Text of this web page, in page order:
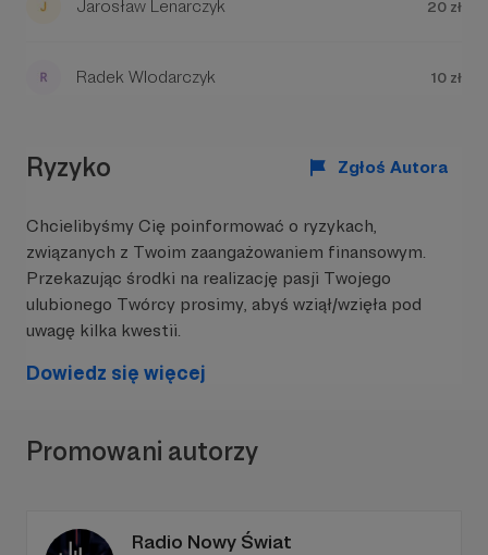
daję się wypowiedzieć, nie przerywam i z reguły
ukazuje się regularnie, systematycznie, a w
trakcie mojego urlopu - nadrabiacie starsze
Współpracowałem ze środowiskiem Krytyki
Politycznej, bywali u mnie narodowcy. Pojawiały
się osoby związane z partią "Razem" i
"Konfederacją". Urzędnicy państwowi i
wykładowcy mniejszych ośrodków akademickich.
"Gość Niedzielny".
Jarosław Lenarczyk 20 zł
Radek Wlodarczyk 10 zł
Ryzyko Zgłoś Autora
Chcielibyśmy Cię poinformować o ryzykach,
związanych z Twoim zaangażowaniem finansowym.
Przekazując środki na realizację pasji Twojego
ulubionego Twórcy prosimy, abyś wziął/wzięła pod
uwagę kilka kwestii.
Dowiedz się więcej
Promowani autorzy
Radio Nowy Świat